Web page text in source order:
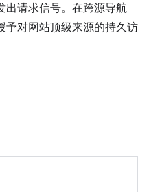
出请求信号。在跨源导航
予对网站顶级来源的持久访